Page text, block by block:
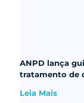
ANPD lança
tratamento de
Leia Mais